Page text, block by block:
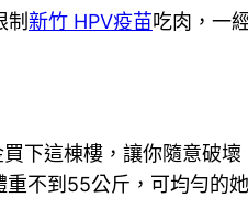
制新竹 HPV疫苗吃肉，一
下這棟樓，讓你隨意破
不到55公斤，可均勻的